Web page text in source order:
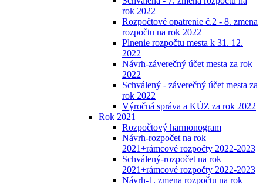
rok 2022
Rozpočtové opatrenie č.2 - 8. zmena
rozpočtu na rok 2022
Plnenie rozpočtu mesta k 31. 12.
2022
Návrh-záverečný účet mesta za rok
2022
Schválený - záverečný účet mesta za
rok 2022
Výročná správa a KÚZ za rok 2022
Rok 2021
Rozpočtový harmonogram
Návrh-rozpočet na rok
2021+rámcové rozpočty 2022-2023
Schválený-rozpočet na rok
2021+rámcové rozpočty 2022-2023
Návrh-1. zmena rozpočtu na rok